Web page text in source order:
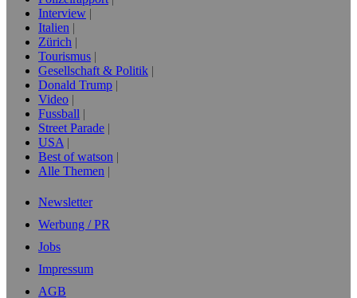
Interview
Italien
Zürich
Tourismus
Gesellschaft & Politik
Donald Trump
Video
Fussball
Street Parade
USA
Best of watson
Alle Themen
Newsletter
Werbung / PR
Jobs
Impressum
AGB